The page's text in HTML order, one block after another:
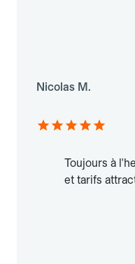
Nicolas M.
Toujours à
et tarifs